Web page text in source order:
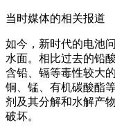
当时媒体的相关报道
如今，新时代的电池
水面。相比过去的铅
含铅、镉等毒性较大
铜、锰、有机碳酸酯
剂及其分解和水解产
破坏。